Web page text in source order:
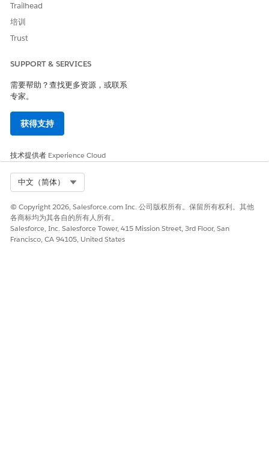
禁用自动数据灵敏性扫描会使字段中意外的 PII/财务数据未被检测
到，从而增加了通过报表、API 或导出进行违规、不合规和利用的
风险。
威胁场景
通过共享规则、报表、下载或集成暴露的敏感数据（例如，描述字
段中的信用卡）；内部威胁或攻击者在没有加密或屏蔽的情况下利
估计的 CVSS 得分范围
高 (7.0–8.9)。
风险影响注意事项
有手动分类流程以及可能放大曝光的集成和导出模式。
高风险
Trailhead
培训
Trust
SUPPORT & SERVICES
需要帮助？查找更多资源，或联系
专家。
获得支持
技术提供者 Experience Cloud
中文（简体）
© Copyright 2026, Salesforce.com Inc. 公司版权所有。保留所有权利。其他
各商标均为其各自的所有人所有。
Salesforce, Inc. Salesforce Tower, 415 Mission Street, 3rd Floor, San
Francisco, CA 94105, United States